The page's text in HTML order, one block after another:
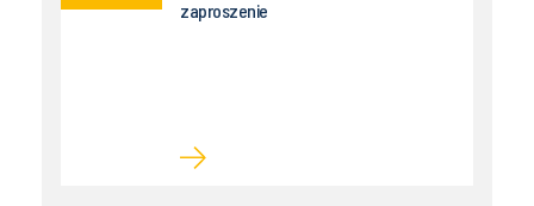
zaproszenie